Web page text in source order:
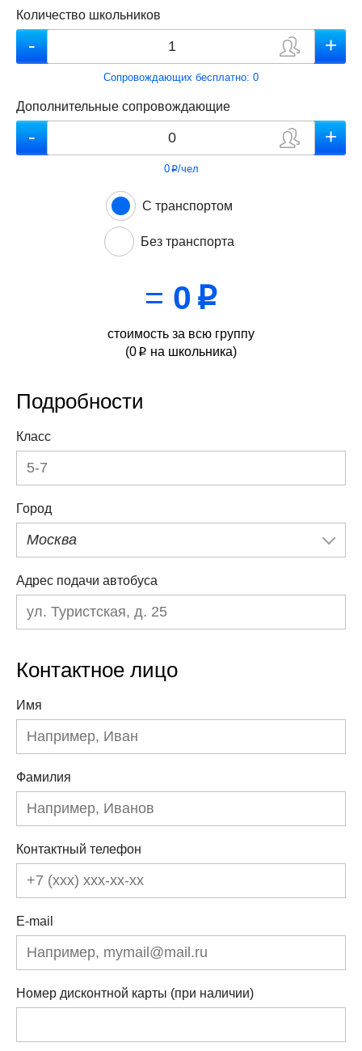
Количество школьников
Сопровождающих бесплатно: 0
Дополнительные сопровождающие
0p/чел
С транспортом
Без транспорта
= 0 p
стоимость за всю группу
(0 p на школьника)
Подробности
Класс
Город
Москва
Адрес подачи автобуса
Контактное лицо
Имя
Фамилия
Контактный телефон
E-mail
Номер дисконтной карты (при наличии)